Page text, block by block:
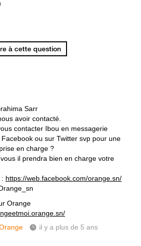
à cette question
Sarr
avoir contacté.
contacter Ibou en messagerie
ou sur Twitter svp pour une
en charge ?
il prendra bien en charge votre
https://web.facebook.com/orange.sn/
Orange
il y a plus de 5 ans